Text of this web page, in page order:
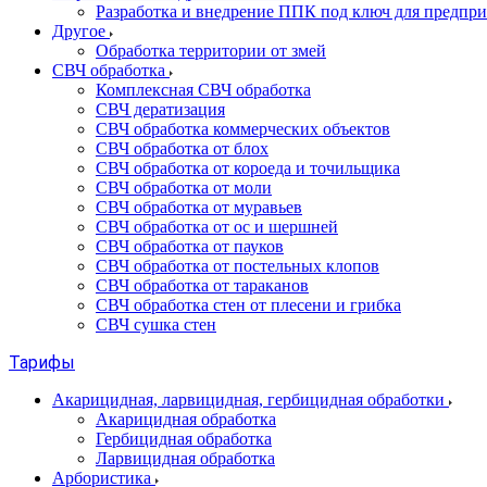
Разработка и внедрение ППК под ключ для
Другое
Обработка территории от змей
СВЧ обработка
Комплексная СВЧ обработка
СВЧ дератизация
СВЧ обработка коммерческих объектов
СВЧ обработка от блох
СВЧ обработка от короеда и точильщика
СВЧ обработка от моли
СВЧ обработка от муравьев
СВЧ обработка от ос и шершней
СВЧ обработка от пауков
СВЧ обработка от постельных клопов
СВЧ обработка от тараканов
СВЧ обработка стен от плесени и грибка
СВЧ сушка стен
Тарифы
Акарицидная, ларвицидная, гербицидная обработки
Акарицидная обработка
Гербицидная обработка
Ларвицидная обработка
Арбористика